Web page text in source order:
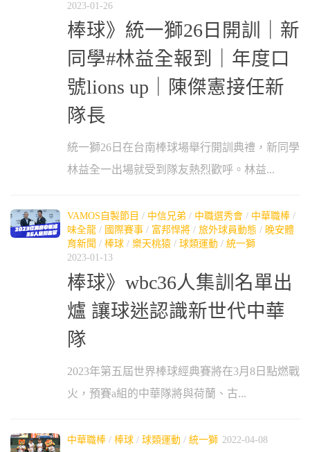
2023-01-26
棒球》統一獅26日開訓｜新
同學#林益全報到｜年度口
號lions up｜陳傑憲接任新
隊長
統一獅26日在台南棒球場舉行開訓典禮，新同學
林益全一出場就受到隊友熱烈歡呼。林益...
VAMOS自製節目 / 中信兄弟 / 中職選秀會 / 中華職棒 /
味全龍 / 國際賽事 / 富邦悍將 / 旅外球員動態 / 晚安體
育新聞 / 棒球 / 樂天桃猿 / 球類運動 / 統一獅
2023-01-13
棒球》wbc36人集訓名單出
爐 讓球迷認識新世代中華
隊
2023年第五屆世界棒球經典賽將在3月8日點燃戰
火，預賽a組的中華隊將與荷蘭、古...
中華職棒 / 棒球 / 球類運動 / 統一獅 2022-04-08